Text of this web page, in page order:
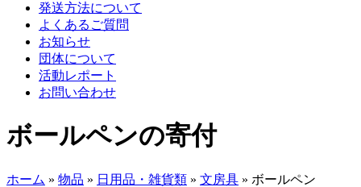
発送方法について
よくあるご質問
お知らせ
団体について
活動レポート
お問い合わせ
ボールペンの寄付
ホーム » 物品 » 日用品・雑貨類 » 文房具 » ボールペン